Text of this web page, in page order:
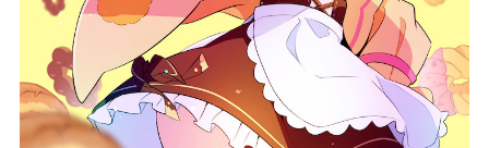
Follow us
Official SNS